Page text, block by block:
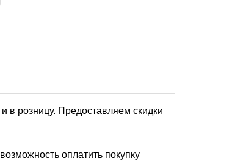
в розницу. Предоставляем скидки
оплатить покупку